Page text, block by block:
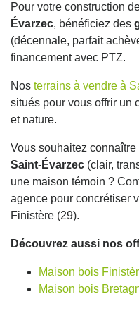
Pour votre construction
Évarzec, bénéficiez des
(décennale, parfait
financement avec PTZ.
Nos terrains à vendre à
situés pour vous offrir un
et nature.
Vous souhaitez connaître
Saint-Évarzec (clair,
une maison témoin ?
agence pour concrétiser
Finistère (29).
Découvrez aussi nos
Maison bois
Maison bois